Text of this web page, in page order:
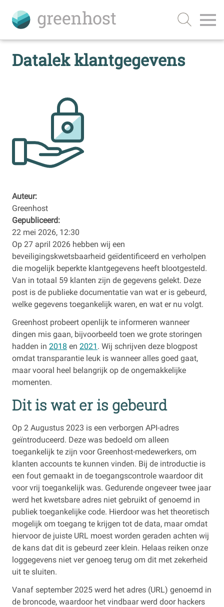
Datalek klantgegevens
Auteur:
Greenhost
Gepubliceerd:
22 mei 2026, 12:30
Op 27 april 2026 hebben wij een
beveiligingskwetsbaarheid geïdentificeerd en verholpen
die mogelijk beperkte klantgegevens heeft blootgesteld.
Van in totaal 59 klanten zijn de gegevens gelekt. Deze
post is de publieke documentatie van wat er is gebeurd,
welke gegevens toegankelijk waren, en wat er nu volgt.
Greenhost probeert openlijk te informeren wanneer
dingen mis gaan, bijvoorbeeld toen we grote storingen
hadden in 2018 en 2021 . Wij schrijven deze blogpost
omdat transparantie leuk is wanneer alles goed gaat,
maar vooral heel belangrijk op de ongemakkelijke
momenten.
Dit is wat er is gebeurd
Op 2 Augustus 2023 is een verborgen API-adres
geïntroduceerd. Deze was bedoeld om alleen
toegankelijk te zijn voor Greenhost-medewerkers, om
klanten accounts te kunnen vinden. Bij de introductie is
een fout gemaakt in de toegangscontrole waardoor dit
voor vrij toegankelijk was. Gedurende ongeveer twee jaar
werd het kwetsbare adres niet gebruikt of genoemd in
publiek toegankelijke code. Hierdoor was het theoretisch
mogelijk om toegang te krijgen tot de data, maar omdat
hiervoor de juiste URL moest worden geraden achten wij
de kans dat dit is gebeurd zeer klein. Helaas reiken onze
loggegevens niet ver genoeg terug om dit met zekerheid
uit te sluiten.
Vanaf september 2025 werd het adres (URL) genoemd in
de broncode, waardoor het vindbaar werd door hackers